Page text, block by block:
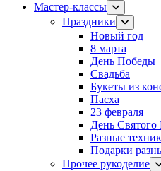
Мастер-классы
Праздники
Новый год
8 марта
День Победы
Свадьба
Букеты из
Пасха
23 февраля
День Святого
Разные
Подарки
Прочее рукоделие